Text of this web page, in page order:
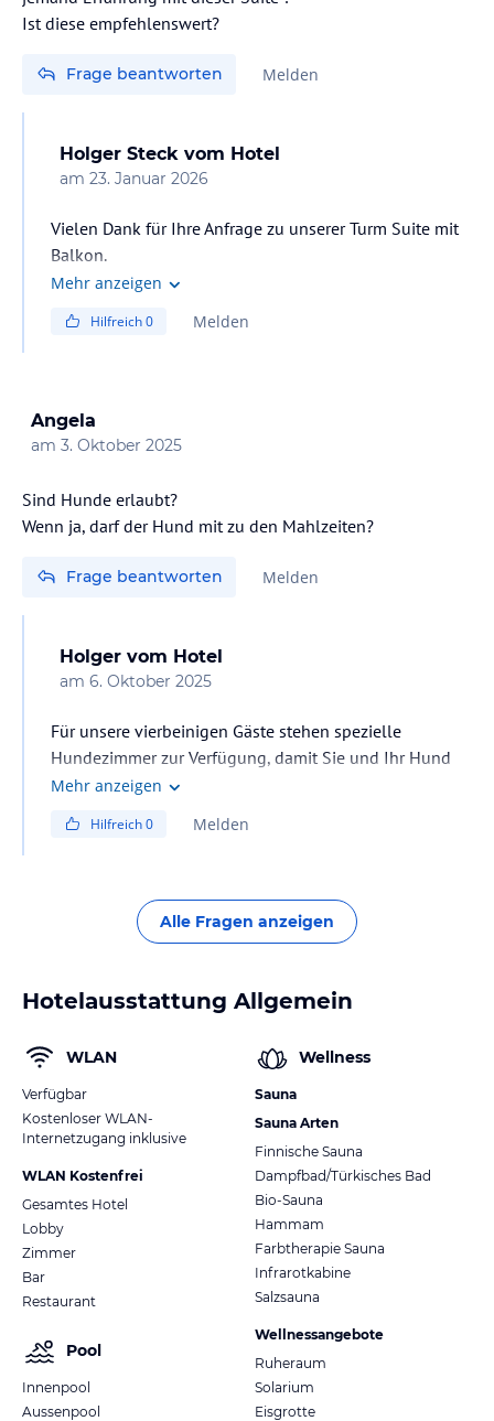
Ist diese empfehlenswert?
Frage beantworten Melden
Holger Steck vom Hotel
am 23. Januar 2026
Vielen Dank für Ihre Anfrage zu unserer Turm Suite mit
Balkon.
Gerne möchten wir Sie darüber informieren, dass die
schöneres Ambiente freuen.
weiteren Angeboten unseres Hauses stehen wir Ihnen
jederzeit gerne persönlich zur Verfügung.
informieren.
Herzliche Grüße
Mehr anzeigen
Hilfreich0 Melden
Angela
am 3. Oktober 2025
Sind Hunde erlaubt?
Wenn ja, darf der Hund mit zu den Mahlzeiten?
Frage beantworten Melden
Holger vom Hotel
am 6. Oktober 2025
Für unsere vierbeinigen Gäste stehen spezielle
Hundezimmer zur Verfügung, damit Sie und Ihr Hund
sich rundum wohlfühlen können.
unseren Restaurants sowie im Wellnessbereich nicht
Mehr anzeigen
Hilfreich0 Melden
Alle Fragen anzeigen
Hotelausstattung Allgemein
WLAN
Verfügbar
Kostenloser WLAN-
Internetzugang inklusive
WLAN Kostenfrei
Gesamtes Hotel
Lobby
Zimmer
Bar
Restaurant
Pool
Innenpool
Aussenpool
Wellness
Sauna
Sauna Arten
Finnische Sauna
Dampfbad/Türkisches Bad
Bio-Sauna
Hammam
Farbtherapie Sauna
Infrarotkabine
Salzsauna
Wellnessangebote
Ruheraum
Solarium
Eisgrotte